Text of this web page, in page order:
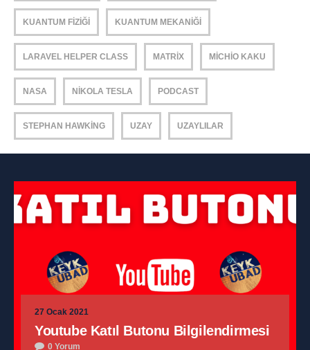
KUANTUM FIZIĞI KUANTUM MEKANIĞI
LARAVEL HELPER CLASS MATRIX MICHIO KAKU
NASA NIKOLA TESLA PODCAST
STEPHAN HAWKING UZAY UZAYLILAR
27 Ocak 2021
Youtube Katıl Butonu Bilgilendirmesi
0 Yorum